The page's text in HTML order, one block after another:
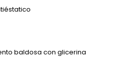
baldosa con glicerina